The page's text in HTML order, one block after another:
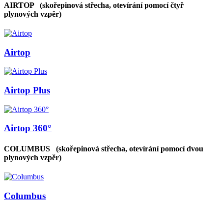
AIRTOP (skořepinová střecha, otevírání pomocí čtyř
plynových vzpěr)
Airtop
Airtop Plus
Airtop 360°
COLUMBUS (skořepinová střecha, otevírání pomocí dvou
plynových vzpěr)
Columbus